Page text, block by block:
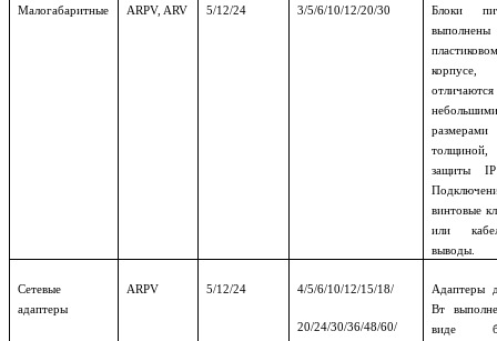
Малогабаритные ARPV, ARV 5/12/24 3/5/6/10/12/20/30
Блоки
корпусе,
отличаются
толщиной,
защиты
винтовые
или
выводы.
Сетевые
адаптеры
ARPV 5/12/24 4/5/6/10/12/15/18/
20/24/30/36/48/60/
Адаптеры
Вт
виде